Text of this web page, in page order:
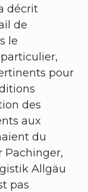
décrit
de
le
pour
des
aux
du
Pachinger,
Allgäu
pas